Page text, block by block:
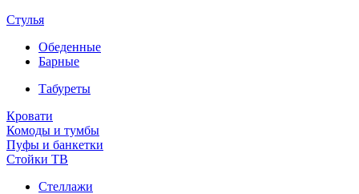
Стулья
Обеденные
Барные
Табуреты
Кровати
Комоды и тумбы
Пуфы и банкетки
Стойки ТВ
Стеллажи